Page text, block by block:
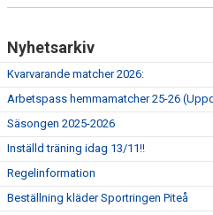
GÄSTBOK
Nyhetsarkiv
Kvarvarande matcher 2026:
Arbetspass hemmamatcher 25-26
Säsongen 2025-2026
Inställd träning idag 13/11!!
Regelinformation
Beställning kläder Sportringen Piteå